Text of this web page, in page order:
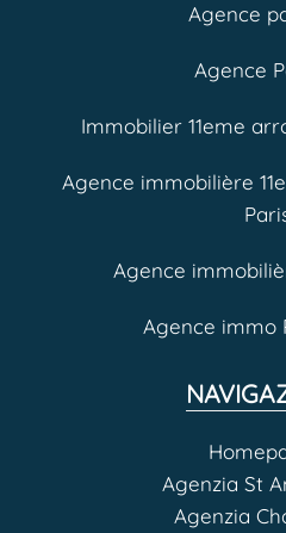
Agence
Agence
Immobilier 11eme
Agence immobilière
Agence
Agence immo
Agenzia St
Agenzia